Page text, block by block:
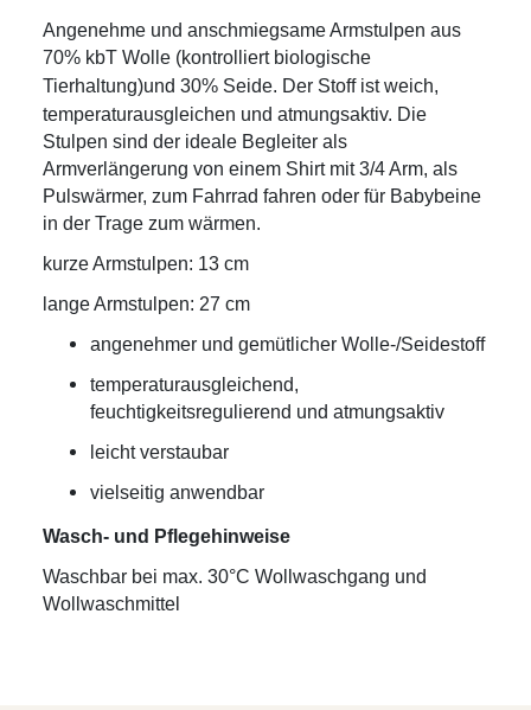
Angenehme und anschmiegsame Armstulpen aus
70% kbT Wolle (kontrolliert biologische
Tierhaltung)und 30% Seide. Der Stoff ist weich,
temperaturausgleichen und atmungsaktiv. Die
Stulpen sind der ideale Begleiter als
Armverlängerung von einem Shirt mit 3/4 Arm, als
Pulswärmer, zum Fahrrad fahren oder für Babybeine
in der Trage zum wärmen.
kurze Armstulpen: 13 cm
lange Armstulpen: 27 cm
angenehmer und gemütlicher Wolle-/Seidestoff
temperaturausgleichend,
feuchtigkeitsregulierend und atmungsaktiv
leicht verstaubar
vielseitig anwendbar
Wasch- und Pflegehinweise
Waschbar bei max. 30°C Wollwaschgang und
Wollwaschmittel